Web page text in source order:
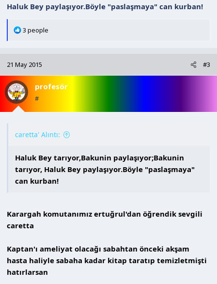
Haluk Bey paylaşıyor.Böyle "paslaşmaya" can kurban!
T
i
l
e
r
3 people
21 May 2015 #3
profesör
#
caretta' Alıntı:
Haluk Bey tarıyor,Bakunin paylaşıyor;Bakunin
tarıyor, Haluk Bey paylaşıyor.Böyle "paslaşmaya"
can kurban!
Karargah komutanımız ertuğrul'dan öğrendik sevgili
caretta
Kaptan'ı ameliyat olacağı sabahtan önceki akşam
hasta haliyle sabaha kadar kitap taratıp temizletmişti
hatırlarsan